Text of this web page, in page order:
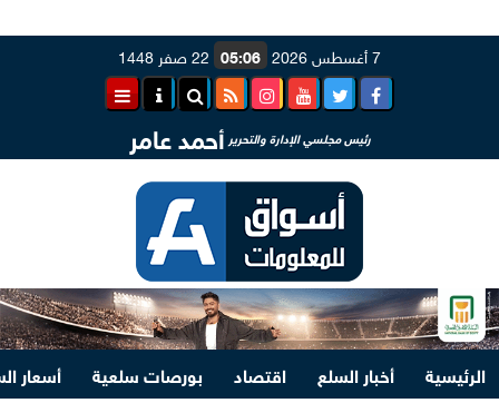
7 أغسطس 2026 05:06 22 صفر 1448
رئيس مجلسي الإدارة والتحرير أحمد عامر
الرئيسية أخبار السلع اقتصاد بورصات سلعية
أسعار